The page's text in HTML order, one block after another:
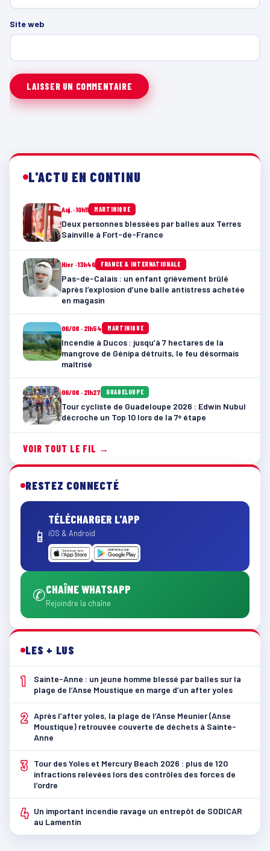
Site web
L'ACTU EN CONTINU
Auj. · 10h11 MARTINIQUE
Deux personnes blessées par balles aux Terres
Sainville à Fort-de-France
Hier · 13h46 FRANCE & INTERNATIONALE
Pas-de-Calais : un enfant grièvement brûlé
après l’explosion d’une balle antistress achetée
en magasin
06/08 · 21h54 MARTINIQUE
Incendie à Ducos : jusqu’à 7 hectares de la
mangrove de Génipa détruits, le feu désormais
maîtrisé
06/08 · 21h27 GUADELOUPE
Tour cycliste de Guadeloupe 2026 : Edwin Nubul
décroche un Top 10 lors de la 7ᵉ étape
VOIR TOUT LE FIL →
RESTEZ CONNECTÉ
📱
TÉLÉCHARGER L'APP
iOS & Android
✆CHAÎNE WHATSAPP
Rejoindre la chaîne
LES + LUS
1
Sainte-Anne : un jeune homme blessé par balles sur la
plage de l’Anse Moustique en marge d’un after yoles
2 Après l’after yoles, la plage de l’Anse Meunier (Anse
Moustique) retrouvée couverte de déchets à Sainte-
Anne
3
Tour des Yoles et Mercury Beach 2026 : plus de 120
infractions relevées lors des contrôles des forces de
l’ordre
4 Un important incendie ravage un entrepôt de SODICAR
au Lamentin